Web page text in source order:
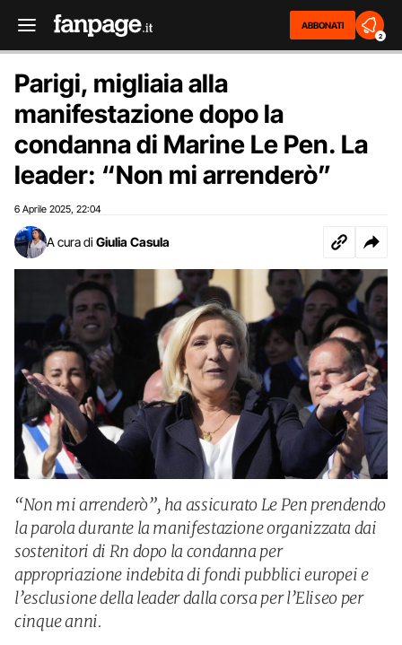
ABBONATI
2
Parigi, migliaia alla
manifestazione dopo la
condanna di Marine Le Pen. La
leader: “Non mi arrenderò”
6 Aprile 2025 22:04
A cura di Giulia Casula
“Non mi arrenderò”, ha assicurato Le Pen prendendo
la parola durante la manifestazione organizzata dai
sostenitori di Rn dopo la condanna per
appropriazione indebita di fondi pubblici europei e
l’esclusione della leader dalla corsa per l’Eliseo per
cinque anni.